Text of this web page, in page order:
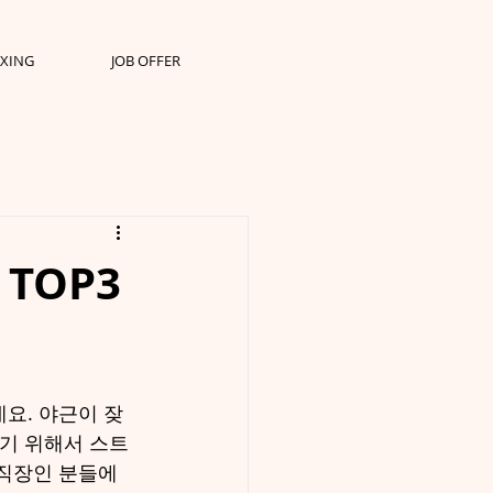
JOB OFFER
요. 야근이 잦
위해서 스트
장인 분들에